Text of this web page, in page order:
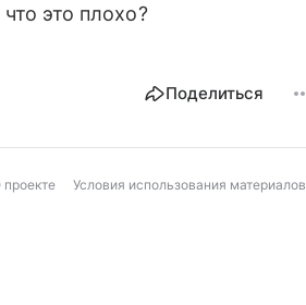
это плохо?
Поделиться
проекте Условия использования материалов